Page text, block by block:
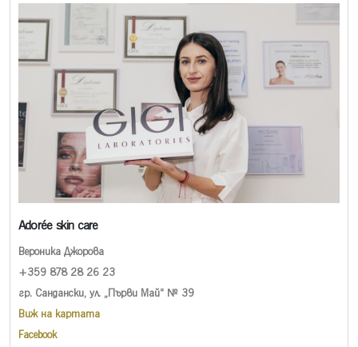
Adorée skin care
Вероника Джорова
+359 878 28 26 23
гр. Сандански, ул. „Първи Май“ № 39
Виж на картата
Facebook